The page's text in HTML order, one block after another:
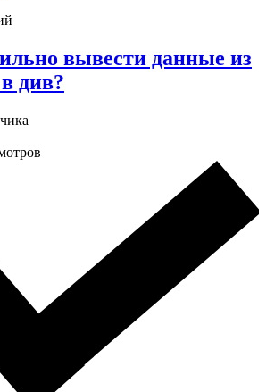
вывести данные из
див?